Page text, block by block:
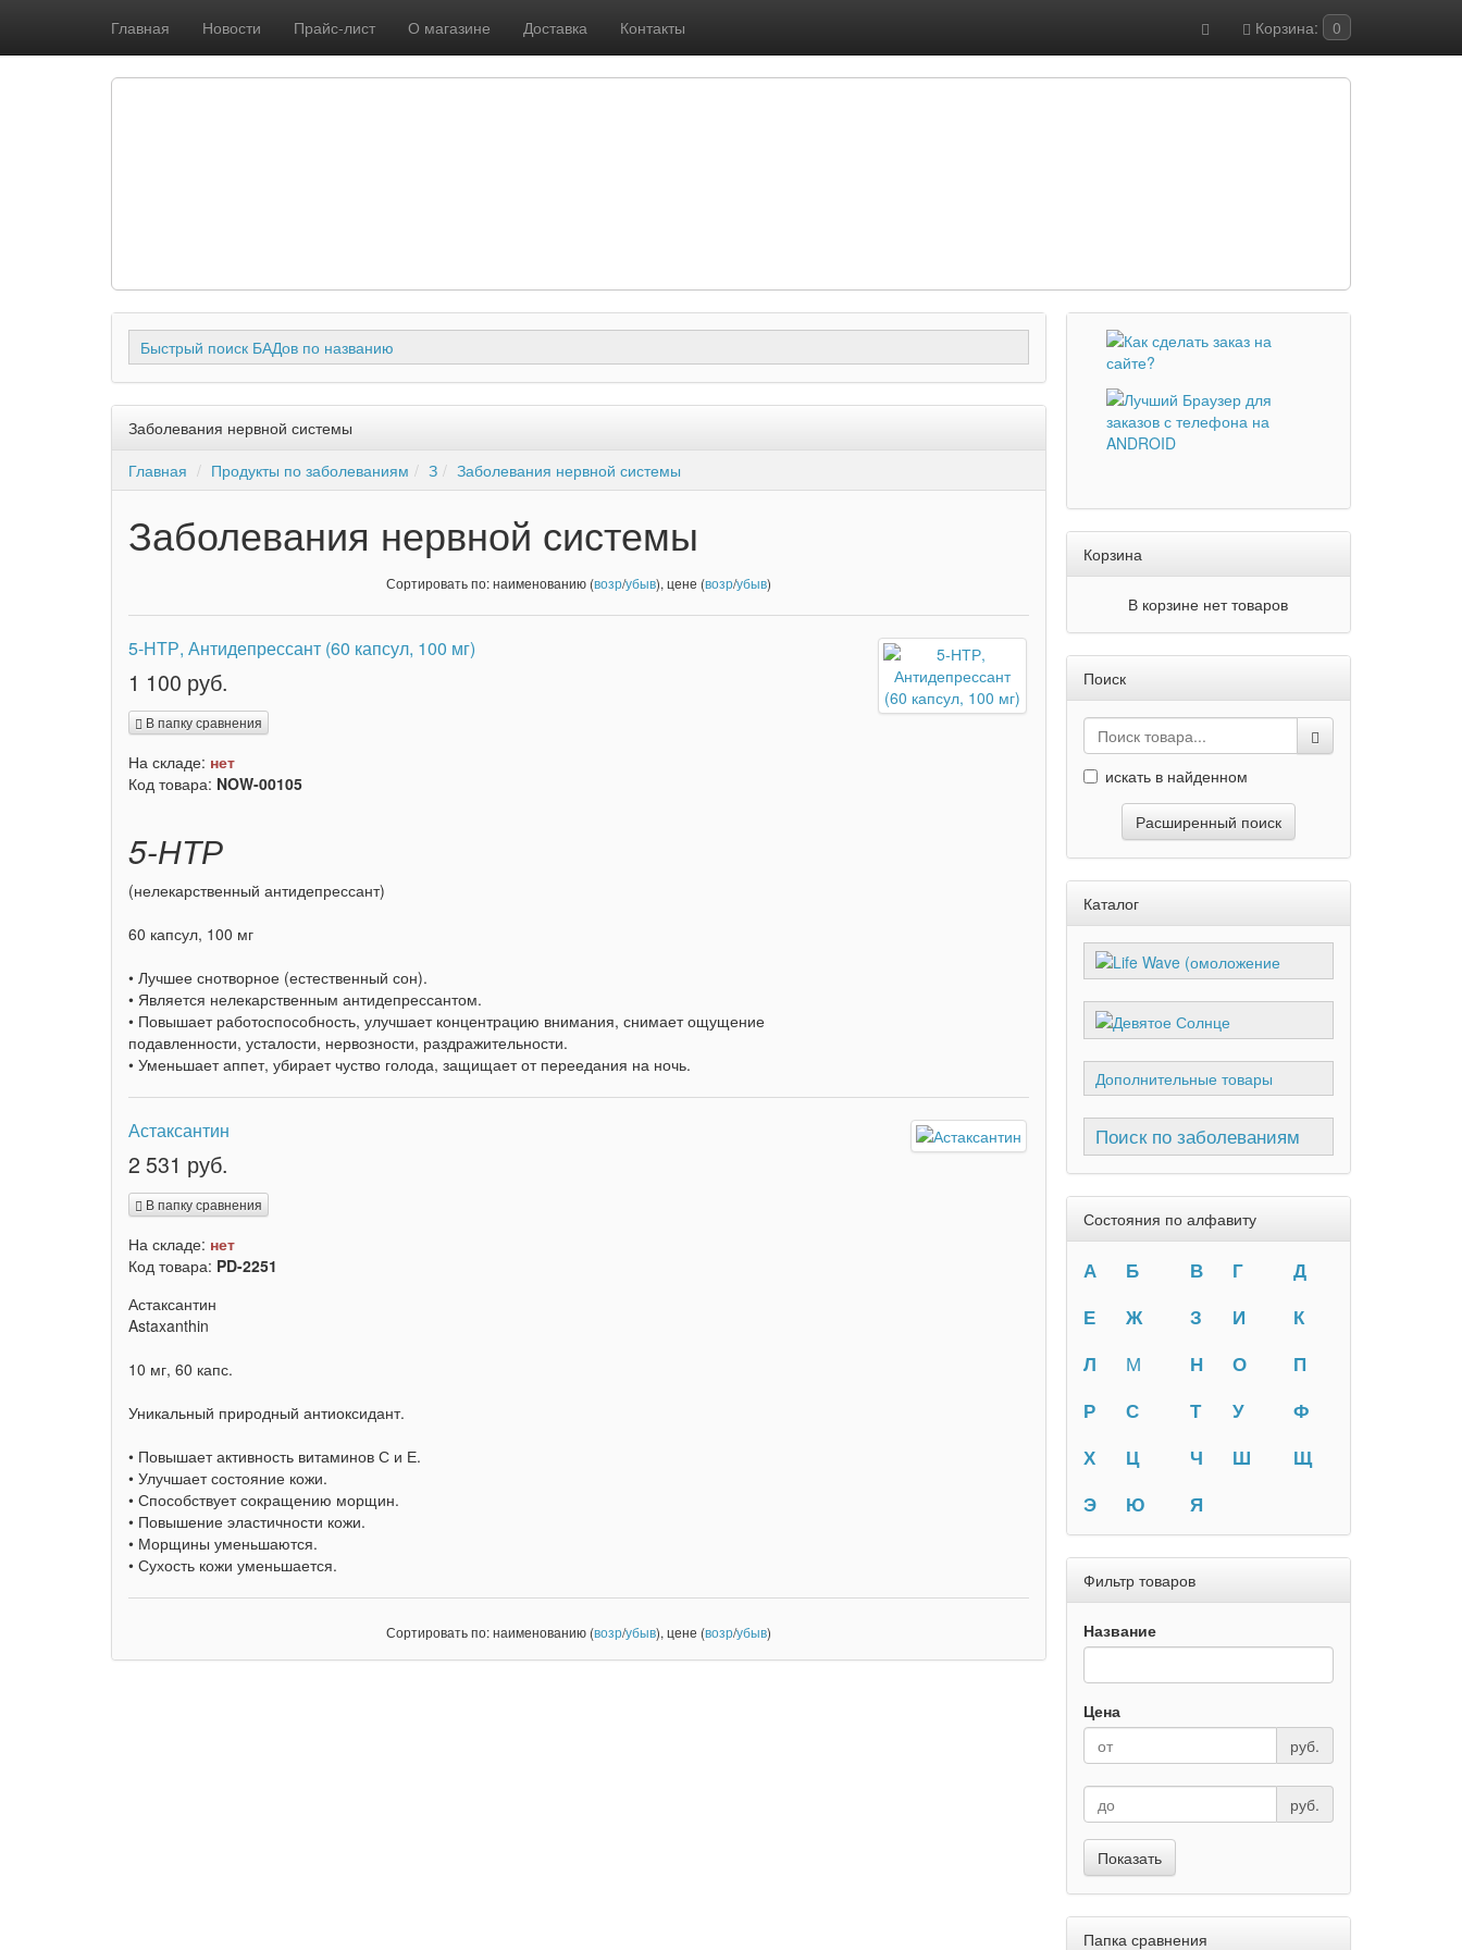
Главная Новости Прайс-лист О магазине Доставка Контакты Корзина: 0
Быстрый поиск БАДов по названию
Заболевания нервной системы
Главная
Продукты по заболеваниям З Заболевания нервной системы
Заболевания нервной системы
Сортировать по: наименованию (возр/убыв), цене (возр/убыв)
5-НТР, Антидепрессант (60 капсул, 100 мг)
1 100 руб.
В папку сравнения
На складе: нет
Код товара: NOW-00105
5-НТР
(нелекарственный антидепрессант)
60 капсул, 100 мг
• Лучшее снотворное (естественный сон).
• Является нелекарственным антидепрессантом.
• Повышает работоспособность, улучшает концентрацию внимания, снимает ощущение
подавленности, усталости, нервозности, раздражительности.
• Уменьшает аппет, убирает чуство голода, защищает от переедания на ночь.
Астаксантин
2 531 руб.
В папку сравнения
На складе: нет
Код товара: PD-2251
Астаксантин
Astaxanthin
10 мг, 60 капс.
Уникальный природный антиоксидант.
• Повышает активность витаминов С и Е.
• Улучшает состояние кожи.
• Способствует сокращению морщин.
• Повышение эластичности кожи.
• Морщины уменьшаются.
• Сухость кожи уменьшается.
Сортировать по: наименованию (возр/убыв), цене (возр/убыв)
Корзина
В корзине нет товаров
Поиск
искать в найденном
Расширенный поиск
Каталог
Дополнительные товары
Поиск по заболеваниям
Состояния по алфавиту
А Б В Г
Д
Е
Ж З И
К
Л
М Н О
П
Р
С Т У
Ф
Х
Ц Ч Ш
Щ
Э
Ю Я
Фильтр товаров
Название
Цена
руб.
руб.
Показать
Папка сравнения